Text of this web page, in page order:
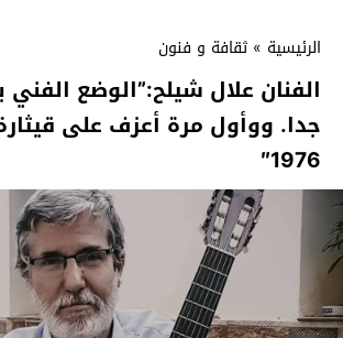
الرئيسية » ثقافة و فنون
الفنان علال شيلح:”الوضع
جدا. ووأول مرة أعزف على
1976″